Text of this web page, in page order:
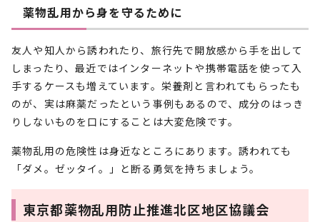
薬物乱用から身を守るために
友人や知人から誘われたり、旅行先で開放感から手を出して
しまったり、最近ではインターネットや携帯電話を使って入
手するケースも増えています。栄養剤と言われてもらったも
のが、実は麻薬だったという事例もあるので、成分のはっき
りしないものを口にすることは大変危険です。
薬物乱用の危険性は身近なところにあります。誘われても
「ダメ。ゼッタイ。」と断る勇気を持ちましょう。
東京都薬物乱用防止推進北区地区協議会